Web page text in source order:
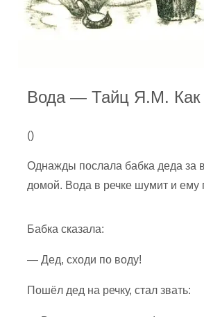
Вода — Тайц Я.М. Как
()
Однажды послала бабка деда за
домой. Вода в речке шумит и ему
Бабка сказала:
— Дед, сходи по воду!
Пошёл дед на речку, стал звать: